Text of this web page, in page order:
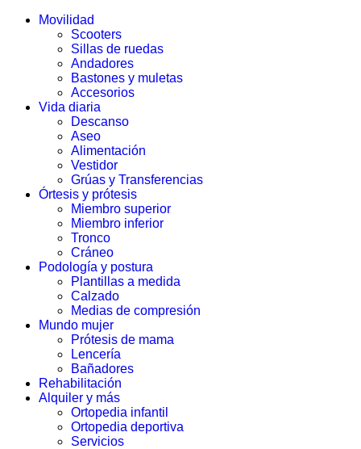
Movilidad
Scooters
Sillas de ruedas
Andadores
Bastones y muletas
Accesorios
Vida diaria
Descanso
Aseo
Alimentación
Vestidor
Grúas y Transferencias
Órtesis y prótesis
Miembro superior
Miembro inferior
Tronco
Cráneo
Podología y postura
Plantillas a medida
Calzado
Medias de compresión
Mundo mujer
Prótesis de mama
Lencería
Bañadores
Rehabilitación
Alquiler y más
Ortopedia infantil
Ortopedia deportiva
Servicios